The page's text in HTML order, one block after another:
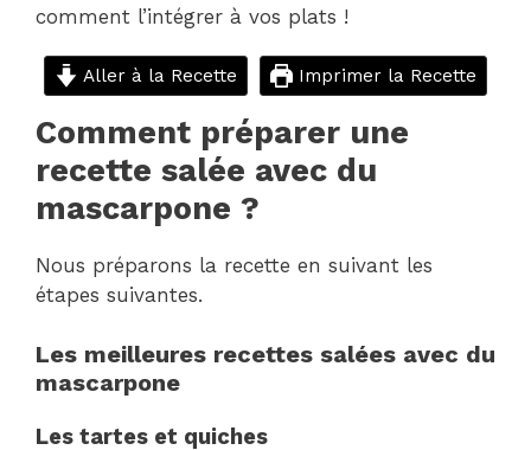
comment l’intégrer à vos plats !
Aller à la Recette Imprimer la Recette
Comment préparer une
recette salée avec du
mascarpone ?
Nous préparons la recette en suivant les
étapes suivantes.
Les meilleures recettes salées avec du
mascarpone
Les tartes et quiches